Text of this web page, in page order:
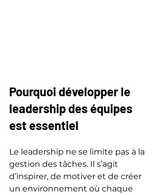
Pourquoi développer le
leadership des équipes
est essentiel
Le leadership ne se limite pas à la
gestion des tâches. Il s’agit
d’inspirer, de motiver et de créer
un environnement où chaque